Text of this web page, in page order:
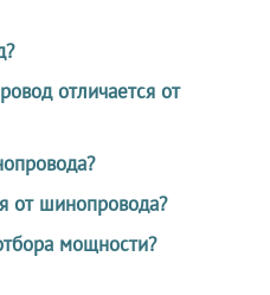
отличается от
от шинопровода?
мощности?